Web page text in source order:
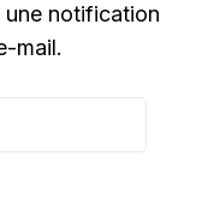
notification
mail.